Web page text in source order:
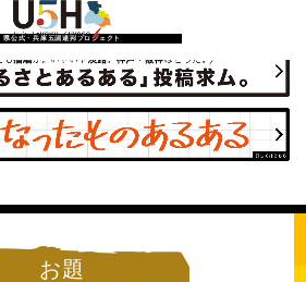
県公式・兵庫五国連邦プロジェクト
お題